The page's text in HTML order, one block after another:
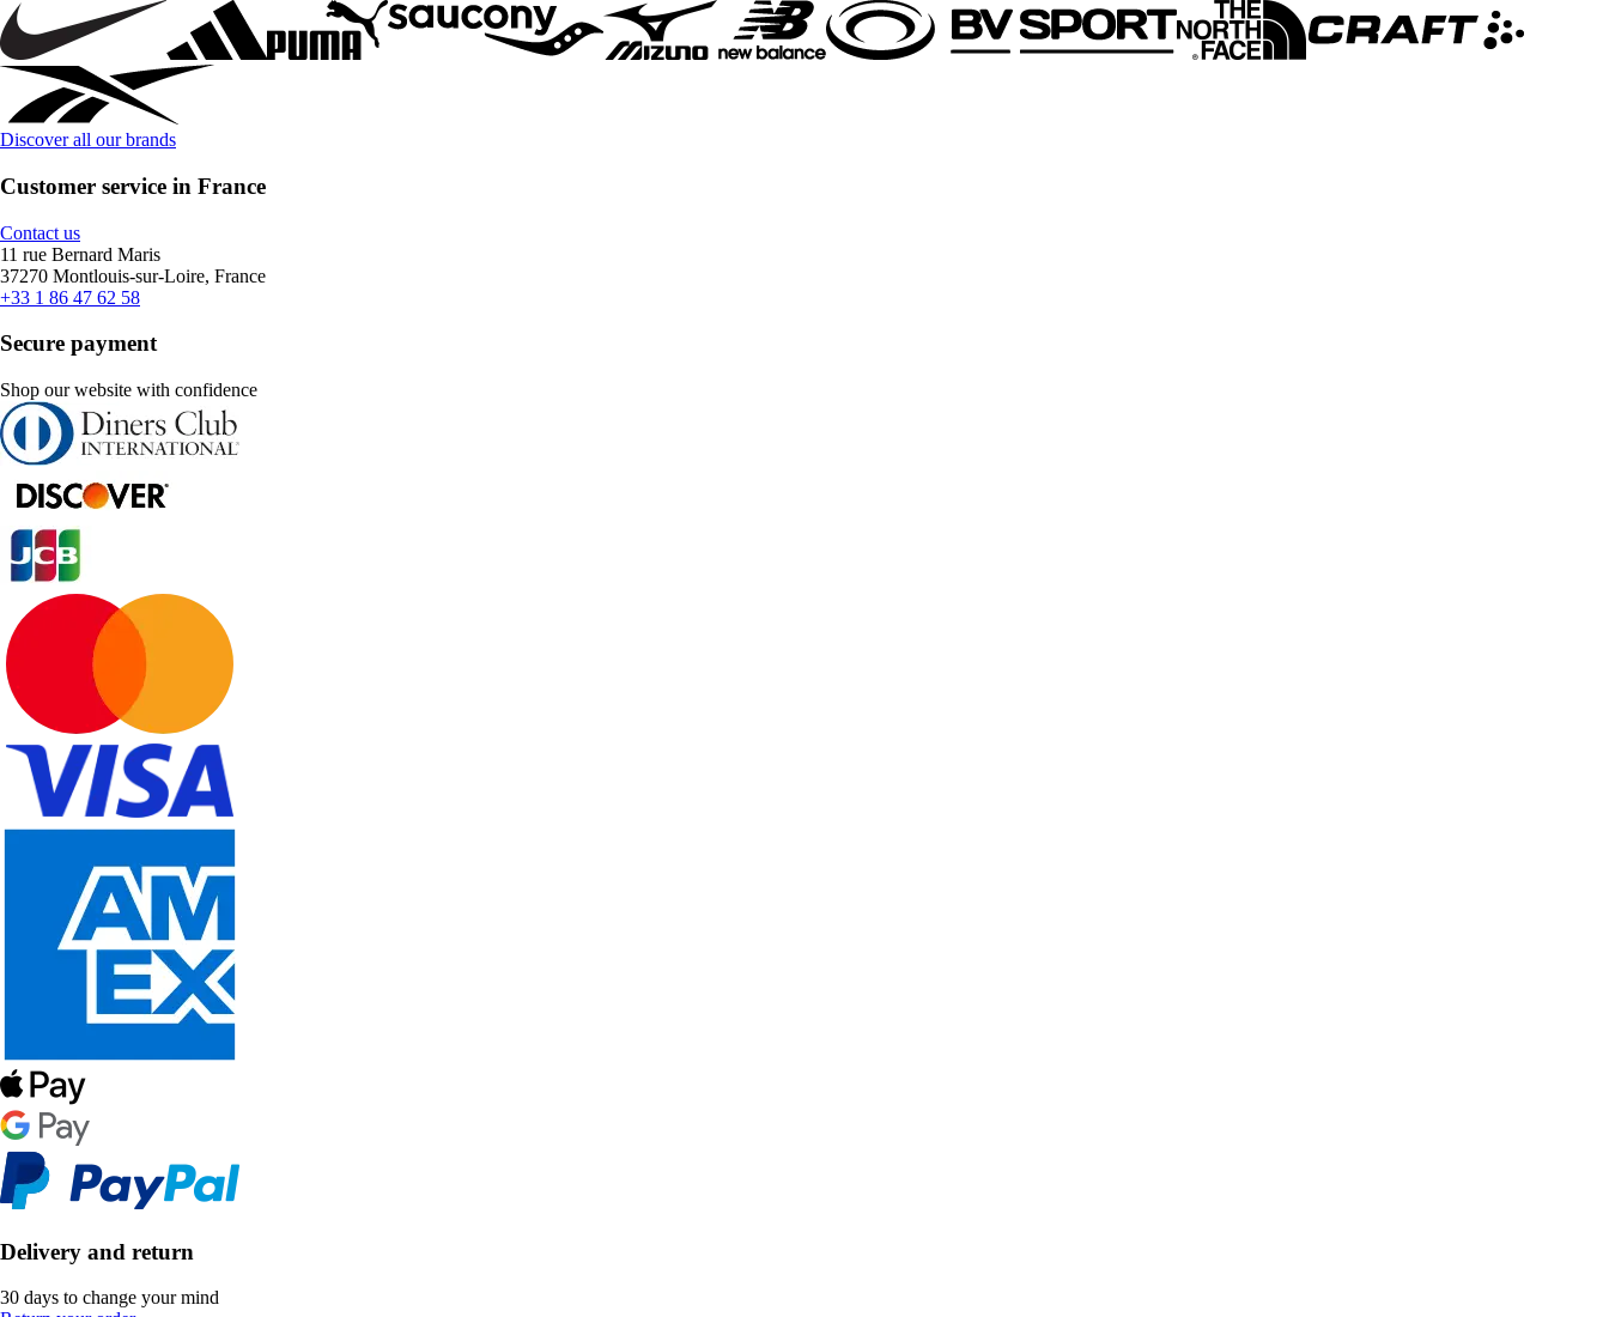
Discover all our brands
Customer service in France
Contact us
11 rue Bernard Maris
37270 Montlouis-sur-Loire, France
+33 1 86 47 62 58
Secure payment
Shop our website with confidence
Delivery and return
30 days to change your mind